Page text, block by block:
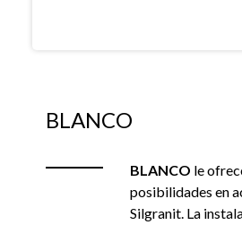
BLANCO
BLANCO le
posibilidades en
Silgranit. La